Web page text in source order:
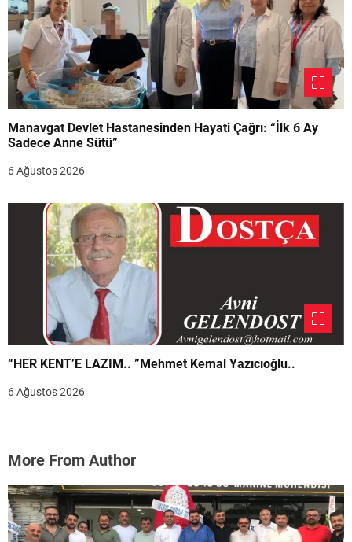
Manavgat Devlet Hastanesinden Hayati Çağrı: “İlk 6 Ay
Sadece Anne Sütü”
6 Ağustos 2026
“HER KENT’E LAZIM.. ”Mehmet Kemal Yazıcıoğlu..
6 Ağustos 2026
More From Author